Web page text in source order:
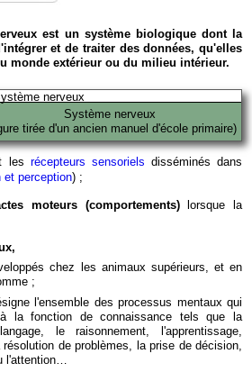
est un système biologique dont la
et de traiter des données, qu'elles
monde extérieur ou du milieu intérieur.
Système nerveux
tirée d'un ancien manuel d'école primaire)
les récepteurs sensoriels disséminés dans
et perception) ;
moteurs (comportements)lorsque la
chez les animaux supérieurs, et en
;
l'ensemble des processus mentaux qui
la fonction de connaissance tels que la
le raisonnement, l'apprentissage,
résolution de problèmes, la prise de décision,
l'attention…